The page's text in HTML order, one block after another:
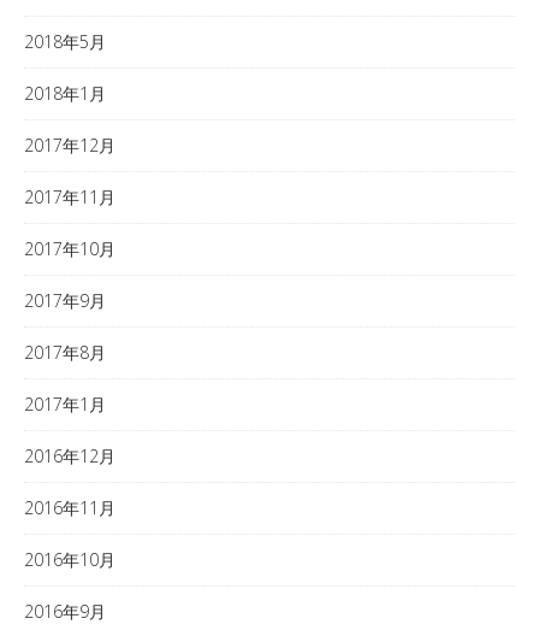
2018年5月
2018年1月
2017年12月
2017年11月
2017年10月
2017年9月
2017年8月
2017年1月
2016年12月
2016年11月
2016年10月
2016年9月